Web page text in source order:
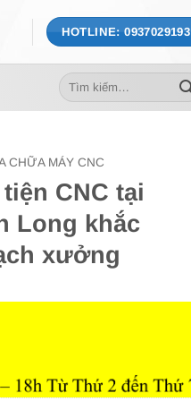
HOTLINE: 0937029193
Tìm
kiếm:
CHỮA MÁY CNC
CNC tại
Long khắc
xưởng